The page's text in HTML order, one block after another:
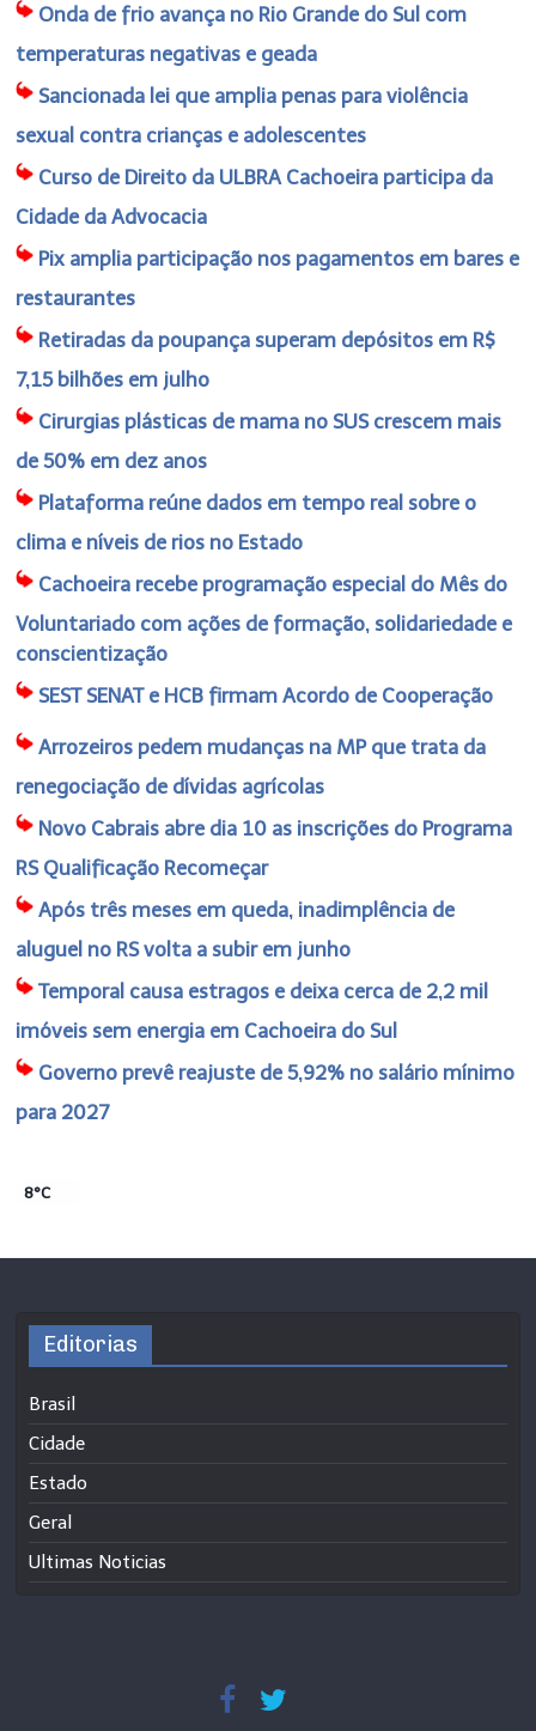
Onda de frio avança no Rio Grande do Sul com
temperaturas negativas e geada
Sancionada lei que amplia penas para violência
sexual contra crianças e adolescentes
Curso de Direito da ULBRA Cachoeira participa da
Cidade da Advocacia
Pix amplia participação nos pagamentos em bares e
restaurantes
Retiradas da poupança superam depósitos em R$
7,15 bilhões em julho
Cirurgias plásticas de mama no SUS crescem mais
de 50% em dez anos
Plataforma reúne dados em tempo real sobre o
clima e níveis de rios no Estado
Cachoeira recebe programação especial do Mês do
Voluntariado com ações de formação, solidariedade e
conscientização
SEST SENAT e HCB firmam Acordo de Cooperação
Arrozeiros pedem mudanças na MP que trata da
renegociação de dívidas agrícolas
Novo Cabrais abre dia 10 as inscrições do Programa
RS Qualificação Recomeçar
Após três meses em queda, inadimplência de
aluguel no RS volta a subir em junho
Temporal causa estragos e deixa cerca de 2,2 mil
imóveis sem energia em Cachoeira do Sul
Governo prevê reajuste de 5,92% no salário mínimo
para 2027
8°C
Editorias
Brasil
Cidade
Estado
Geral
Ultimas Noticias